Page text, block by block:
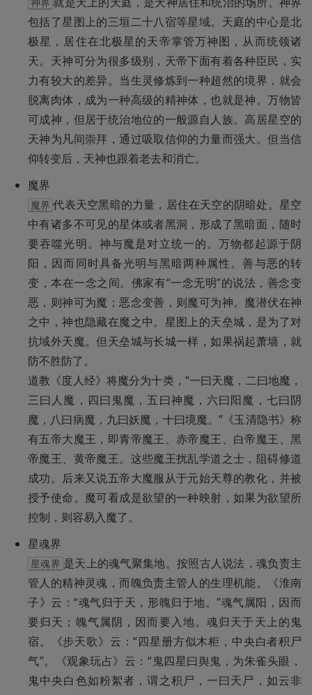
神界
包括了星图上的三垣二十八宿等星域。天庭的中心是北
极星，居住在北极星的天帝掌管万神图，从而统领诸
天。天神可分为很多级别，天帝下面有着各种臣民，实
力有较大的差异。当生灵修炼到一种超然的境界，就会
脱离肉体，成为一种高级的精神体，也就是神。万物皆
可成神，但居于统治地位的一般源自人族。高居星空的
天神为凡间崇拜，通过吸取信仰的力量而强大。但当信
仰转变后，天神也跟着老去和消亡。
魔界 代表天空黑暗的力量，居住在天空的阴暗处。星空
中有诸多不可见的星体或者黑洞，形成了黑暗面，随时
要吞噬光明。神与魔是对立统一的。万物都起源于阴
阳，因而同时具备光明与黑暗两种属性。善与恶的转
变，本在一念之间。佛家有“一念无明”的说法，善念变
恶，则神可为魔；恶念变善，则魔可为神。魔潜伏在神
之中，神也隐藏在魔之中。星图上的天垒城，是为了对
抗域外天魔。但天垒城与长城一样，如果祸起萧墙，就
防不胜防了。
道教《度人经》将魔分为十类，“一曰天魔，二曰地魔，
三曰人魔，四曰鬼魔，五曰神魔，六曰阳魔，七曰阴
魔，八曰病魔，九曰妖魔，十曰境魔。”《玉清隐书》称
有五帝大魔王，即青帝魔王、赤帝魔王、白帝魔王、黑
帝魔王、黄帝魔王。这些魔王扰乱学道之士，阻碍修道
成功。后来又说五帝大魔服从于元始天尊的教化，并被
授予使命。魔可看成是欲望的一种映射，如果为欲望所
控制，则容易入魔了。
星魂界 是天上的魂气聚集地。按照古人说法，魂负责主
管人的精神灵魂，而魄负责主管人的生理机能。《淮南
子》云：“魂气归于天，形魄归于地。”魂气属阳，因而
要归天；魄气属阴，因而要入地。魂归天于天上的鬼
宿。《步天歌》云：“四星册方似木柜，中央白者积尸
气”。《观象玩占》云：“鬼四星曰舆鬼，为朱雀头眼，
鬼中央白色如粉絮者，谓之积尸，一曰天尸，如云非